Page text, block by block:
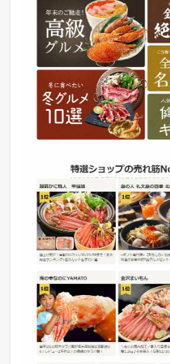
歳
暮
需
要
特
設
ペ
ー
つ
1.4
ポ
ン
パ
レ
モ
ー
ル
の
お
歳
暮
需
要